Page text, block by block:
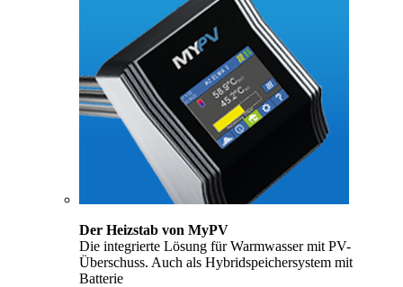
Der Heizstab von MyPV
Die integrierte Lösung für Warmwasser mit PV-
Überschuss. Auch als Hybridspeichersystem mit
Batterie